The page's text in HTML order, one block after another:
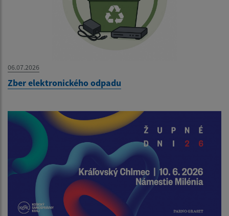
06.07.2026
Zber elektronického odpadu